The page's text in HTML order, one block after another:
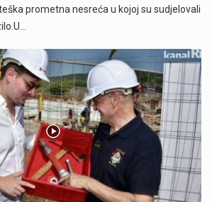
prometna nesreća u kojoj su sudjelovali